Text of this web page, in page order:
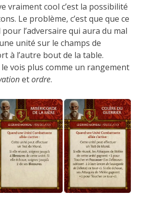
vraiment cool c’est la possibilité
Le problème, c’est que que ce
pour l’adversaire qui aura du mal
unité sur le champs de
à l’autre bout de la table.
vois plus comme un rangement
etordre.